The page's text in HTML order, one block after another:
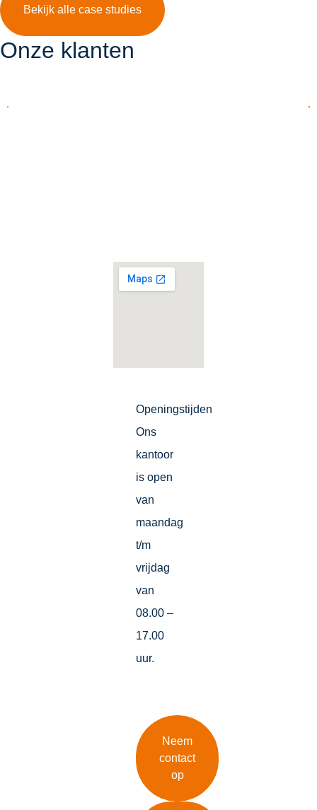
Bekijk alle case studies
Onze klanten
Openingstijden
Ons
kantoor
is open
van
maandag
t/m
vrijdag
van
08.00 –
17.00
uur.
Neem
contact
op